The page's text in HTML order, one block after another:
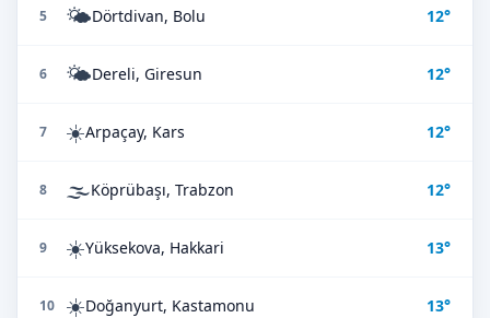
5 🌤️Dörtdivan, Bolu 12°
6 🌤️Dereli, Giresun 12°
7 ☀️Arpaçay, Kars 12°
8 🌫️Köprübaşı, Trabzon 12°
9 ☀️Yüksekova, Hakkari 13°
10 ☀️Doğanyurt, Kastamonu 13°